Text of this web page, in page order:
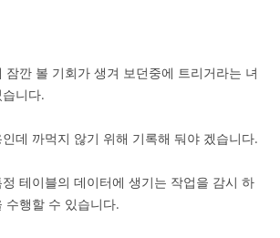
잠깐 볼 기회가 생겨 보던중에 트리거라는 녀
니다.
데 까먹지 않기 위해 기록해 둬야 겠습니다.
테이블의 데이터에 생기는 작업을 감시 하
수행할 수 있습니다.